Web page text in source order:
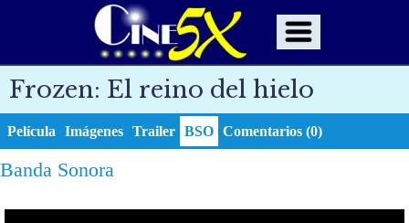
Frozen: El reino del hielo
Película Imágenes Trailer BSO Comentarios (0)
Banda Sonora